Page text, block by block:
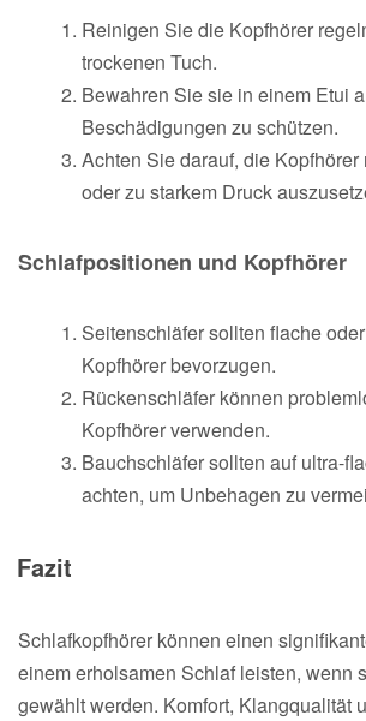
Reinigen Sie die Kopfhörer
trockenen Tuch.
Bewahren Sie sie in einem Etui
Beschädigungen zu schützen.
Achten Sie darauf, die
oder zu starkem Druck
Schlafpositionen und Kopfhörer
Seitenschläfer sollten flache
Kopfhörer bevorzugen.
Rückenschläfer können
Kopfhörer verwenden.
Bauchschläfer sollten auf ultra-
achten, um Unbehagen zu
Fazit
Schlafkopfhörer können einen
einem erholsamen Schlaf leisten, wenn
gewählt werden. Komfort, Klangqualität